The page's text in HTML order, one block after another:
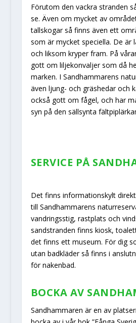
Förutom den vackra stranden
se. Även om mycket av
tallskogar så finns även ett
som är mycket speciella. De är
och liksom kryper fram. På
gott om liljekonvaljer som då
marken. I Sandhammarens
även ljung- och gräshedar och
också gott om fågel, och har
syn på den sällsynta
SERVICE PÅ
Det finns informationskylt
till Sandhammarens
vandringsstig, rastplats och
sandstranden finns kiosk,
det finns ett museum. För dig
utan badkläder så finns i
för nakenbad.
BOCKA AV
Sandhammaren är en av